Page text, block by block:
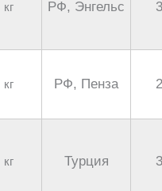
кг РФ, Энгельс
кг РФ, Пенза
кг Турция